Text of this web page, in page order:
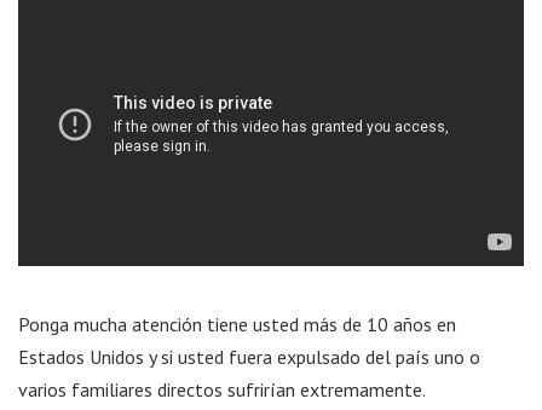
Ponga mucha atención tiene usted más de 10 años en
Estados Unidos y si usted fuera expulsado del país uno o
varios familiares directos sufrirían extremamente.